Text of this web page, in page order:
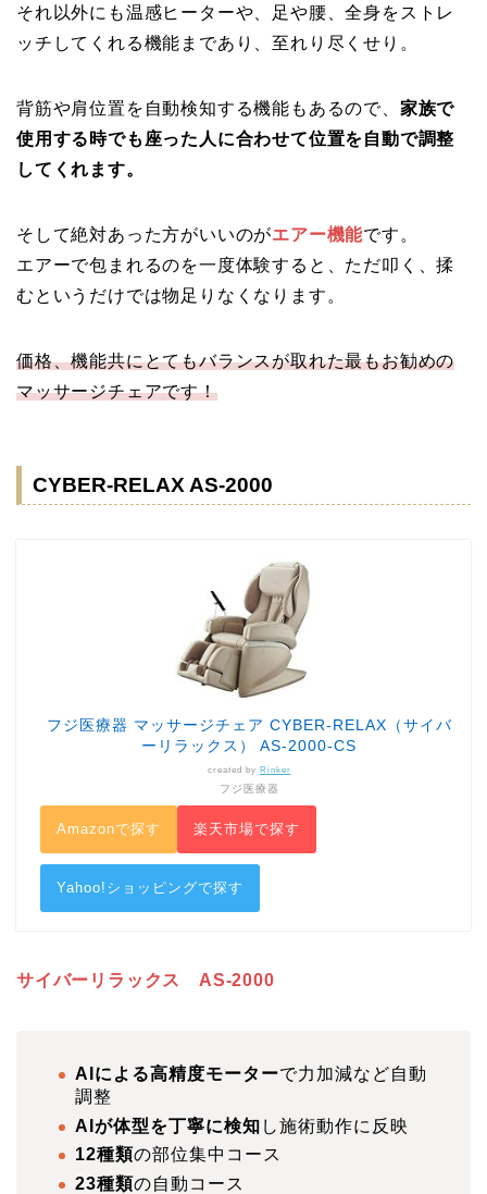
それ以外にも温感ヒーターや、足や腰、全身をストレ
ッチしてくれる機能まであり、至れり尽くせり。
背筋や肩位置を自動検知する機能もあるので、 家族で
使用する時でも座った人に合わせて位置を自動で調整
してくれます。
そして絶対あった方がいいのがエアー機能です。
エアーで包まれるのを一度体験すると、ただ叩く、揉
むというだけでは物足りなくなります。
価格、機能共にとてもバランスが取れた最もお勧めの
マッサージチェアです！
CYBER-RELAX AS-2000
フジ医療器 マッサージチェア CYBER-RELAX（サイバ
ーリラックス） AS-2000-CS
created by Rinker
フジ医療器
Amazonで探す 楽天市場で探す
Yahoo!ショッピングで探す
サイバーリラックス AS-2000
AIによる高精度モーターで力加減など自動
調整
AIが体型を丁寧に検知 し施術動作に反映
12種類の部位集中コース
23種類の自動コース